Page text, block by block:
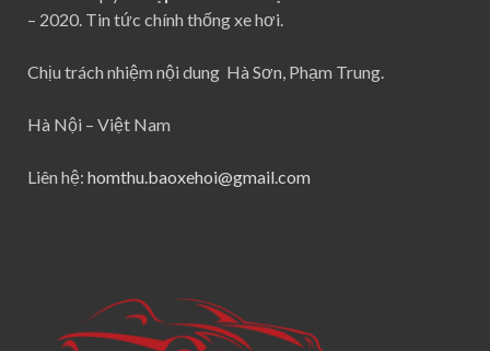
– 2020. Tin tức chính thống xe hơi.
Chịu trách nhiệm nội dung Hà Sơn, Phạm Trung.
Hà Nội – Việt Nam
Liên hệ: homthu.baoxehoi@gmail.com